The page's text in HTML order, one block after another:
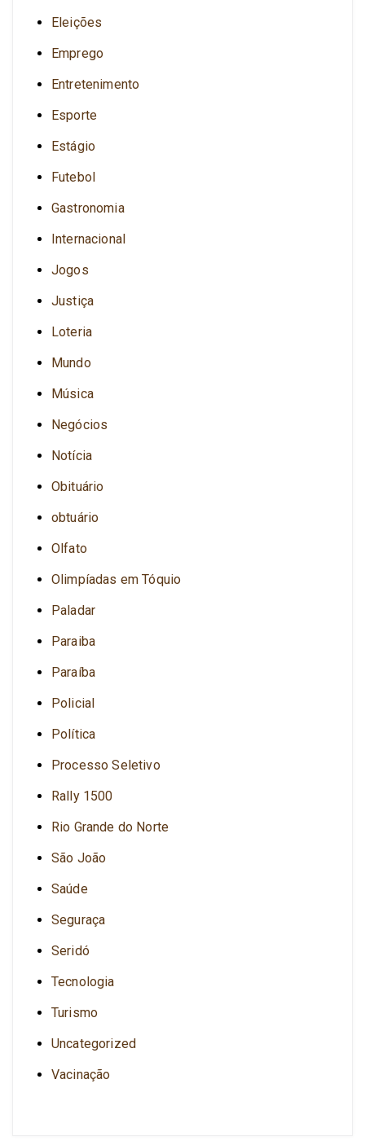
Eleições
Emprego
Entretenimento
Esporte
Estágio
Futebol
Gastronomia
Internacional
Jogos
Justiça
Loteria
Mundo
Música
Negócios
Notícia
Obituário
obtuário
Olfato
Olimpíadas em Tóquio
Paladar
Paraiba
Paraíba
Policial
Política
Processo Seletivo
Rally 1500
Rio Grande do Norte
São João
Saúde
Seguraça
Seridó
Tecnologia
Turismo
Uncategorized
Vacinação